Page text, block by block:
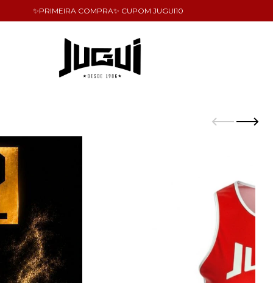
✨PRIMEIRA COMPRA✨ CUPOM JUGUI10